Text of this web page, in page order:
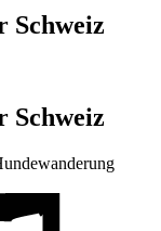
Schweiz
Schweiz